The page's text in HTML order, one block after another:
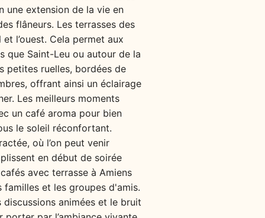
une extension de la vie en
flâneurs. Les terrasses des
l’ouest. Cela permet aux
que Saint-Leu ou autour de la
petites ruelles, bordées de
offrant ainsi un éclairage
Les meilleurs moments
un café aroma pour bien
le soleil réconfortant.
où l’on peut venir
en début de soirée
avec terrasse à Amiens
et les groupes d'amis.
animées et le bruit